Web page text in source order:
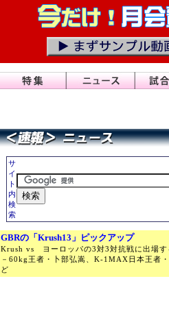
サ
イ
ト
内
検
索
GBRの「Krush13」ピックアップ
Krush vs ヨーロッパの3対3対抗戦に出場す
－60kg王者・卜部弘嵩、K-1MAX日本王者
ど